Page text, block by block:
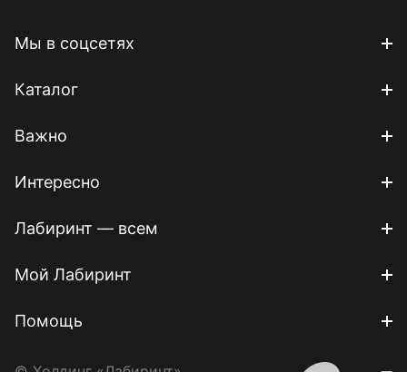
Мы в соцсетях
Каталог
Важно
Интересно
Лабиринт — всем
Мой Лабиринт
Помощь